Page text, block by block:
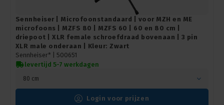
Sennheiser | Microfoonstandaard | voor MZH en ME
microfoons | MZFS 80 | MZFS 60 | 60 en 80 cm |
driepoot | XLR female schroefdraad bovenaan | 3 pin
XLR male onderaan | Kleur: Zwart
Sennheiser* | 500651
levertijd 5-7 werkdagen
80 cm
Login voor prijzen